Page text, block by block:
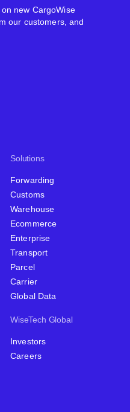
Solutions
Forwarding
Customs
Warehouse
Ecommerce
Enterprise
Transport
Parcel
Carrier
Global Data
WiseTech Global
Investors
Careers
new CargoWise
our customers, and